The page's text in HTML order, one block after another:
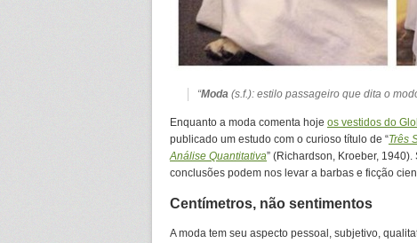
“Moda (s.f.): estilo passageiro que dita o
Enquanto a moda comenta hoje os vestidos do
publicado um estudo com o curioso título de “Três
Análise Quantitativa” (Richardson, Kroeber,
conclusões podem nos levar a barbas e ficção
Centímetros, não sentimentos
A moda tem seu aspecto pessoal, subjetivo,